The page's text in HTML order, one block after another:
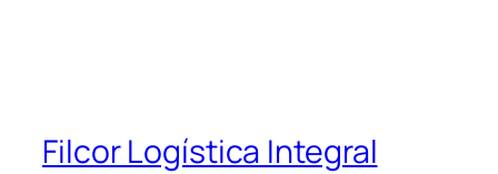
Filcor Logística Integral